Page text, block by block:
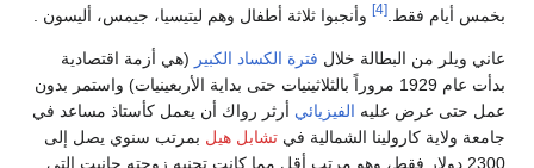
بخمس أيام فقط. [4] وأنجبوا ثلاثة أطفال وهم ليتيسيا، جيمس، أليسون .
عاني ويلر من البطالة خلال فترة الكساد الكبير (هي أزمة اقتصادية
بدأت عام 1929 مروراً بالثلاثينيات حتى بداية الأربعينيات) واستمر بدون
عمل حتى عرض عليه الفيزيائي أرثر رواك أن يعمل كأستاذ مساعد في
جامعة ولاية كارولينا الشمالية في تشابل هيل بمرتب سنوي يصل إلى
2300 دولار فقط، وهو مرتب أقل مما كانت تجنيه زوجته جانيت التي